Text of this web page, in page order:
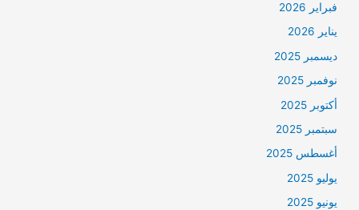
فبراير 2026
يناير 2026
ديسمبر 2025
نوفمبر 2025
أكتوبر 2025
سبتمبر 2025
أغسطس 2025
يوليو 2025
يونيو 2025